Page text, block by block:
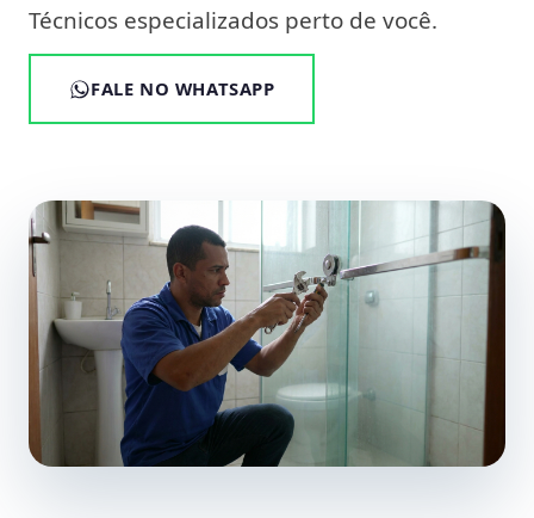
Técnicos especializados perto de você.
FALE NO WHATSAPP